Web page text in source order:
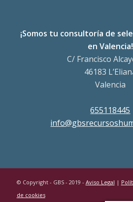
¡Somos tu consultoría de
en Valencia!
C/ Francisco
46183
Valencia
655118445
© Copyright - GBS - 2019 - Aviso Legal |
de cookies